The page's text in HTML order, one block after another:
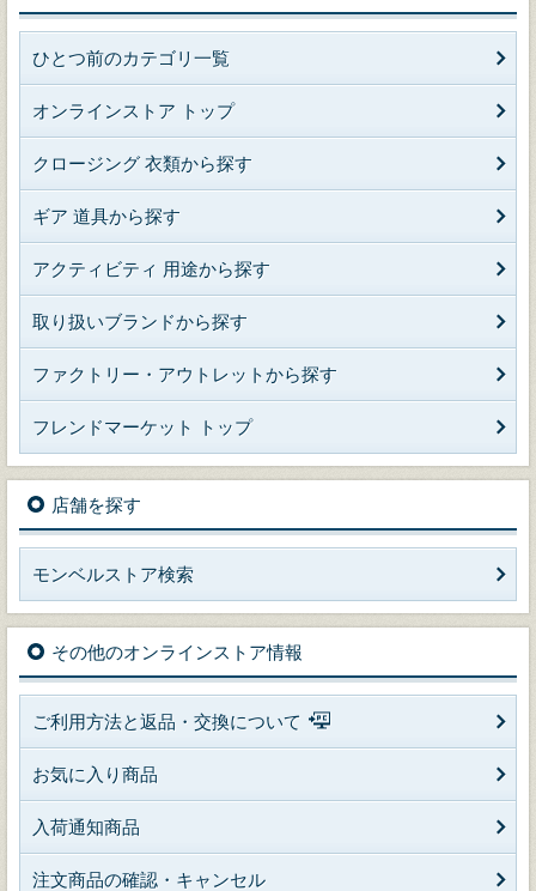
ひとつ前のカテゴリ一覧
オンラインストア トップ
クロージング 衣類から探す
ギア 道具から探す
アクティビティ 用途から探す
取り扱いブランドから探す
ファクトリー・アウトレットから探す
フレンドマーケット トップ
店舗を探す
モンベルストア検索
その他のオンラインストア情報
ご利用方法と返品・交換について
お気に入り商品
入荷通知商品
注文商品の確認・キャンセル